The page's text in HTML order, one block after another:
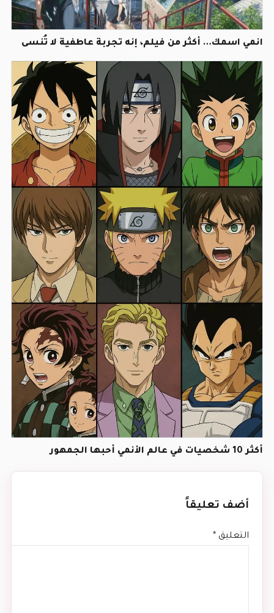
انمي اسمك… أكثر من فيلم، إنه تجربة عاطفية لا تُنسى
أكثر 10 شخصيات في عالم الأنمي أحبها الجمهور
أضف تعليقاً
التعليق *